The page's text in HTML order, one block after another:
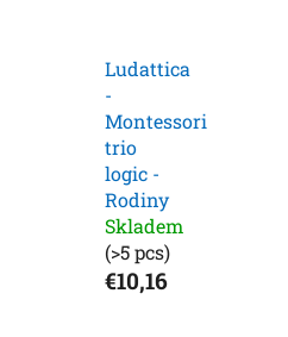
Ludattica
-
Montessori
trio
logic -
Rodiny
Skladem
(>5 pcs)
€10,16